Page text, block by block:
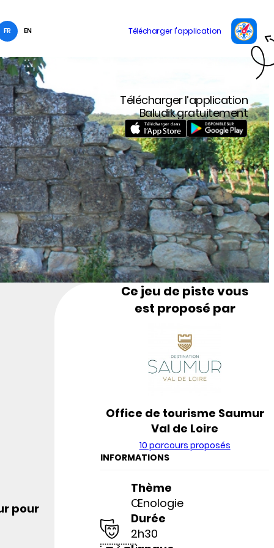
FR EN
Télécharger l’application
Baludik gratuitement
pour
Ce jeu de piste vous
est proposé par
Office de tourisme Saumur
Val de Loire
10 parcours proposés
INFORMATIONS
Thème
Œnologie
Durée
2h30